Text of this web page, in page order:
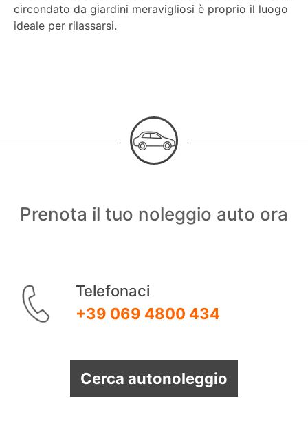
circondato da giardini meravigliosi è proprio il luogo
ideale per rilassarsi.
Prenota il tuo noleggio auto ora
Telefonaci
+39 069 4800 434
Cerca autonoleggio